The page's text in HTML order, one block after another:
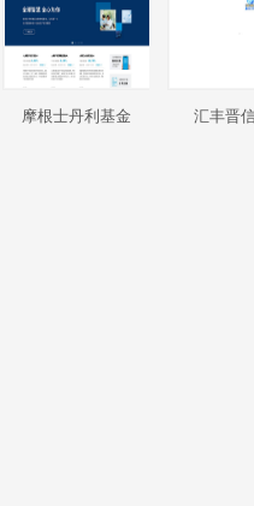
摩根士丹利基金 汇丰晋